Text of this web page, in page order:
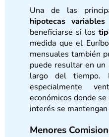
Una de las
hipotecas variables
beneficiarse si los
medida que el
mensuales también
puede resultar en
largo del tiempo.
especialmente
económicos donde
interés se
Menores